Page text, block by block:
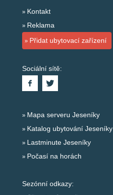
Kontakt
Reklama
Přidat ubytovací zařízení
Sociální sítě:
Mapa serveru Jeseníky
Katalog ubytování Jeseníky
Lastminute Jeseníky
Počasí na horách
Sezónní odkazy: